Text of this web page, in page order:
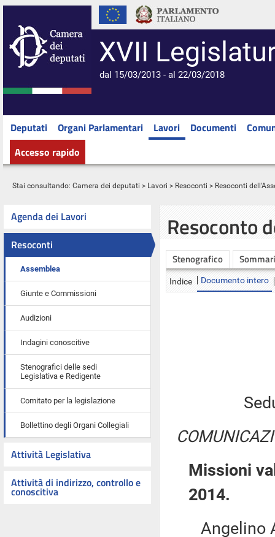
XVII
dal 15/03/2013 - al 22/03/2018
Deputati Organi Parlamentari Lavori Documenti
Accesso rapido
Stai consultando: Camera dei deputati > Lavori > Resoconti > Resoconti
Agenda dei Lavori
Resoconti
Assemblea
Giunte e Commissioni
Audizioni
Indagini conoscitive
Stenografici delle sedi
Legislativa e Redigente
Comitato per la legislazione
Bollettino degli Organi Collegiali
Attività Legislativa
Attività di indirizzo, controllo e
conoscitiva
Resoconto
Stenografico
Indice Documento intero
Missioni
2014.
Angelino